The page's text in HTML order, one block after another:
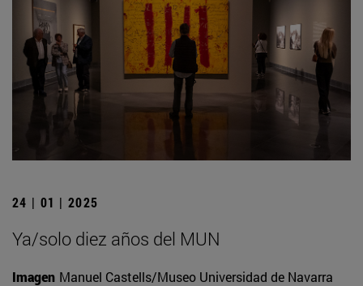
24 | 01 | 2025
Ya/solo diez años del MUN
Imagen Manuel Castells/Museo Universidad de Navarra